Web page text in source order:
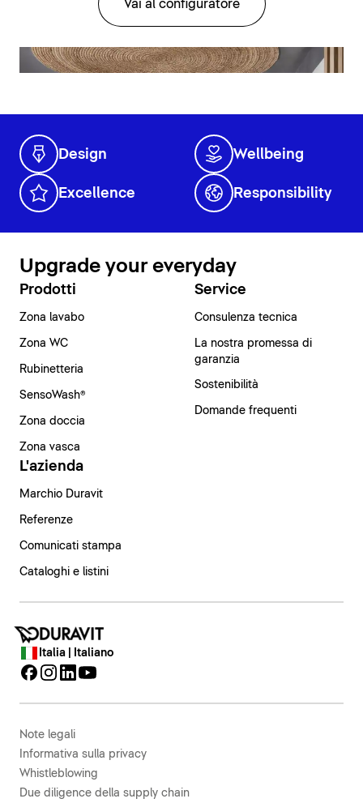
Vai al configuratore
Design Wellbeing
Excellence Responsibility
Upgrade your everyday
Prodotti
Zona lavabo
Zona WC
Rubinetteria
SensoWash®
Zona doccia
Zona vasca
Service
Consulenza tecnica
La nostra promessa di
garanzia
Sostenibilità
Domande frequenti
L'azienda
Marchio Duravit
Referenze
Comunicati stampa
Cataloghi e listini
Italia | Italiano
Note legali
Informativa sulla privacy
Whistleblowing
Due diligence della supply chain